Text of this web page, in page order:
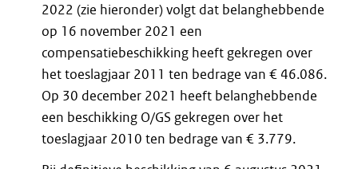
2022 (zie hieronder) volgt dat belanghebbende
op 16 november 2021 een
compensatiebeschikking heeft gekregen over
het toeslagjaar 2011 ten bedrage van € 46.086.
Op 30 december 2021 heeft belanghebbende
een beschikking O/GS gekregen over het
toeslagjaar 2010 ten bedrage van € 3.779.